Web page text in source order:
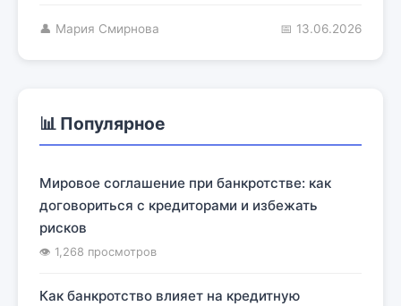
👤 Мария Смирнова 📅 13.06.2026
📊 Популярное
Мировое соглашение при банкротстве: как
договориться с кредиторами и избежать
рисков
👁 1,268 просмотров
Как банкротство влияет на кредитную